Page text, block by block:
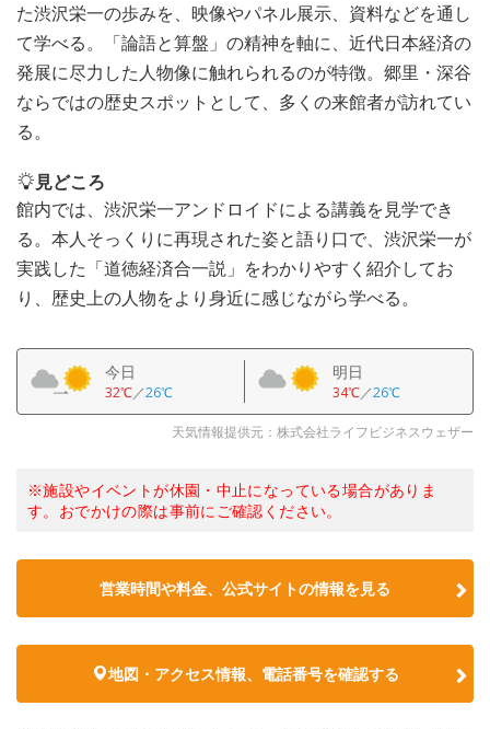
た渋沢栄一の歩みを、映像やパネル展示、資料などを通し
て学べる。「論語と算盤」の精神を軸に、近代日本経済の
発展に尽力した人物像に触れられるのが特徴。郷里・深谷
ならではの歴史スポットとして、多くの来館者が訪れてい
る。
見どころ
館内では、渋沢栄一アンドロイドによる講義を見学でき
る。本人そっくりに再現された姿と語り口で、渋沢栄一が
実践した「道徳経済合一説」をわかりやすく紹介してお
り、歴史上の人物をより身近に感じながら学べる。
今日
32℃／26℃
明日
34℃／26℃
天気情報提供元：株式会社ライフビジネスウェザー
※施設やイベントが休園・中止になっている場合がありま
す。おでかけの際は事前にご確認ください。
営業時間や料金、公式サイトの情報を見る
地図・アクセス情報、電話番号を確認する